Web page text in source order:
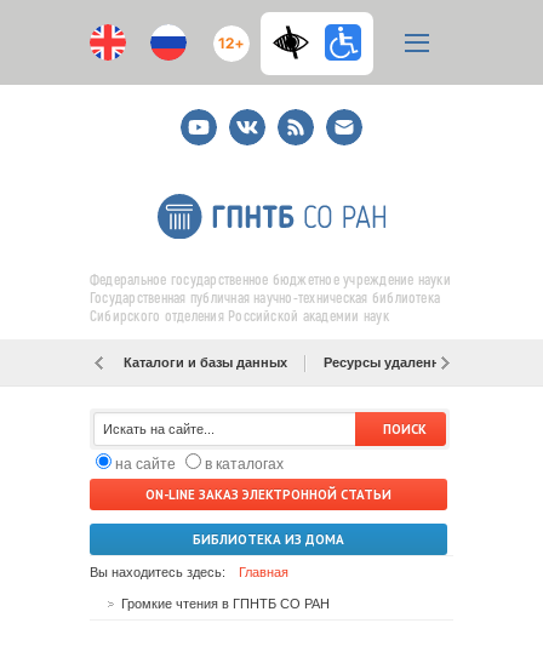
12+
YoutubeВКонтакте
RSS
E-
mail
подписка
Федеральное государственное бюджетное учреждение науки
Государственная публичная научно-техническая библиотека
Сибирского отделения Российской академии наук
Каталоги и базы данных Ресурсы удаленного доступа
на сайте
в каталогах
ON-LINE ЗАКАЗ ЭЛЕКТРОННОЙ СТАТЬИ
БИБЛИОТЕКА ИЗ ДОМА
Вы находитесь здесь: Главная
Громкие чтения в ГПНТБ СО РАН